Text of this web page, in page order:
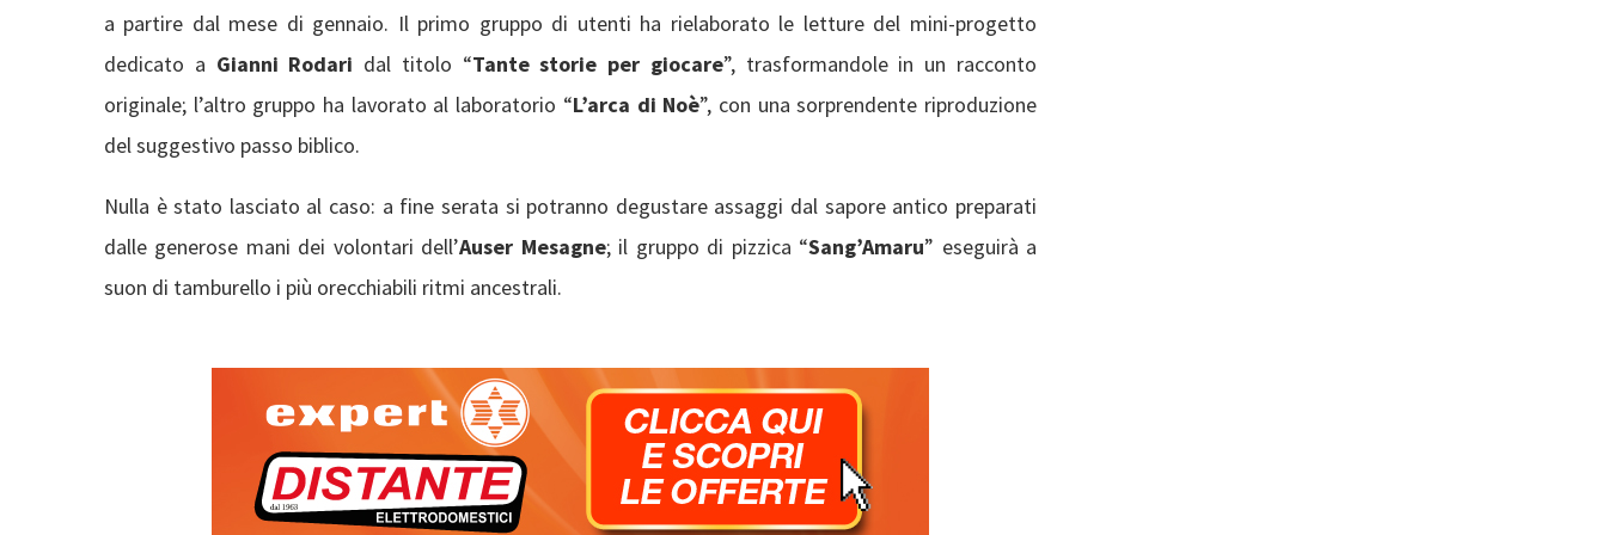
a partire dal mese di gennaio. Il primo gruppo di utenti ha rielaborato le letture del mini-progetto
dedicato a Gianni Rodari dal titolo “Tante storie per giocare”, trasformandole in un racconto
originale; l’altro gruppo ha lavorato al laboratorio “L’arca di Noè”, con una sorprendente riproduzione
del suggestivo passo biblico.
Nulla è stato lasciato al caso: a fine serata si potranno degustare assaggi dal sapore antico preparati
dalle generose mani dei volontari dell’Auser Mesagne; il gruppo di pizzica “Sang’Amaru” eseguirà a
suon di tamburello i più orecchiabili ritmi ancestrali.